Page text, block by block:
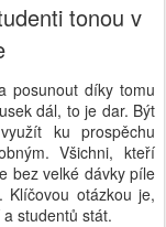
tonou v
posunout díky tomu
dál, to je dar. Být
ku prospěchu
Všichni, kteří
bez velké dávky píle
otázkou je,
studentů stát.